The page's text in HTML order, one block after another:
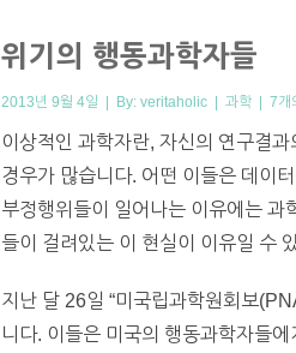
위기의 행동과학자들
2013년 9월 4일 | By: veritaholic | 과학 | 7개
이상적인 과학자란, 자신의 연구결
경우가 많습니다. 어떤 이들은 데이
부정행위들이 일어나는 이유에는
들이 걸려있는 이 현실이 이유일 수
지난 달 26일 “미국립과학원회보
니다. 이들은 미국의 행동과학자들